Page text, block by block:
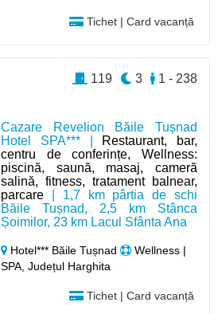
Tichet | Card vacanță
Cazare Revelion Băile Tușnad
Hotel SPA*** |
Restaurant, bar,
centru de conferințe, Wellness:
piscină, saună, masaj, cameră
salină, fitness, tratament balnear,
parcare | 1,7 km pârtia de schi
Băile Tușnad, 2,5 km Stânca
Șoimilor, 23 km Lacul Sfânta Ana
Hotel*** Băile Tușnad
Wellness |
SPA, Județul Harghita
Tichet | Card vacanță
1 - 238
3
119